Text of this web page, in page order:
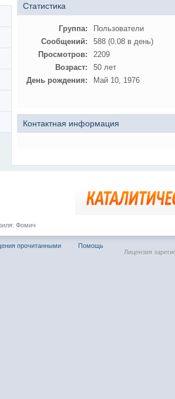
Статистика
Группа:
Пользователи
Сообщений:
588 (0.08 в день)
Просмотров:
2209
Возраст:
50 лет
День рождения:
Май 10, 1976
Контактная информация
Фомич
прочитанными
Помощь
Лицензия